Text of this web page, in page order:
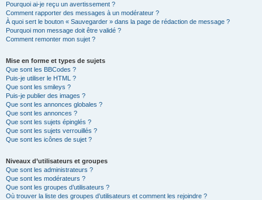
Pourquoi ai-je reçu un avertissement ?
Comment rapporter des messages à un modérateur ?
À quoi sert le bouton « Sauvegarder » dans la page de rédaction de message ?
Pourquoi mon message doit être validé ?
Comment remonter mon sujet ?
Mise en forme et types de sujets
Que sont les BBCodes ?
Puis-je utiliser le HTML ?
Que sont les smileys ?
Puis-je publier des images ?
Que sont les annonces globales ?
Que sont les annonces ?
Que sont les sujets épinglés ?
Que sont les sujets verrouillés ?
Que sont les icônes de sujet ?
Niveaux d’utilisateurs et groupes
Que sont les administrateurs ?
Que sont les modérateurs ?
Que sont les groupes d’utilisateurs ?
Où trouver la liste des groupes d’utilisateurs et comment les rejoindre ?